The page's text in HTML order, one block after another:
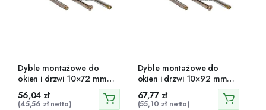
Dyble montażowe do
okien i drzwi 10×72 mm
56,04zł
(45,56 złnetto)
Dyble montażowe do
okien i drzwi 10×92 mm
100 szt.
67,77 zł
(55,10 złnetto)